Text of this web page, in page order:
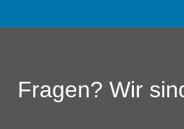
Fragen? Wir